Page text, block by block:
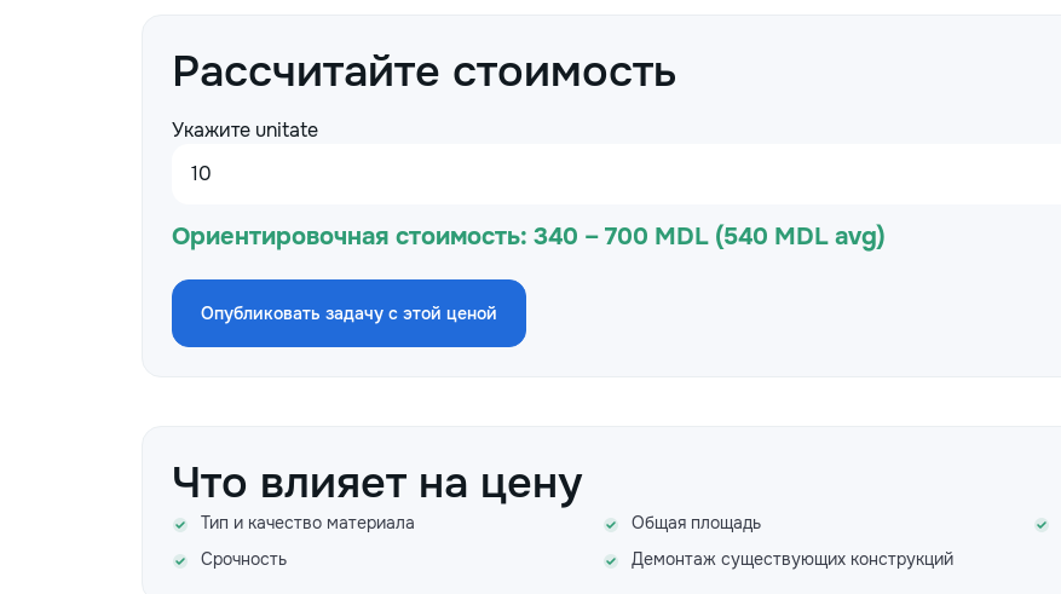
Рассчитайте стоимость
Укажите unitate
Ориентировочная стоимость: 340 – 700 MDL (540 MDL avg)
Опубликовать задачу с этой ценой
Что влияет на цену
Тип и качество материала Общая площадь
Срочность
Демонтаж существующих конструкций